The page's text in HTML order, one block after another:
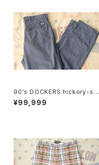
90's DOCKERS hickory-stri
pe one-tuck Pants "Made i
n U.S.A."
¥99,999